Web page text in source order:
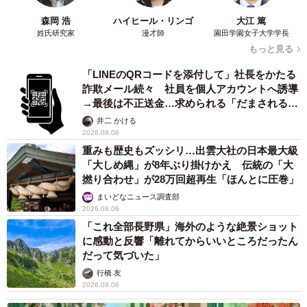
森岡 浩
姓氏研究家
ハイヒール・リンゴ
漫才師
大江 篤
園田学園女子大学学長
もっと見る
「LINEのQRコードを添付して」社長をかたる
詐欺メール続々 社員を個人アカウントへ誘導
→最後は不正送金…求められる「だまされる前
提」の対策
井二 かける
2026.08.06
重みも歴史もズッシリ…出雲大社の日本最大級
「大しめ縄」が8年ぶり掛けかえ 伝統の「大
撚り合わせ」が28万回超再生「ほんとに圧巻」
まいどなニュース調査部
2026.08.06
「これ全部長野県」海外のような絶景ショット
に感動と反響「離れてからいいところだったん
だって気づいた」
行橋 友
2026.08.06